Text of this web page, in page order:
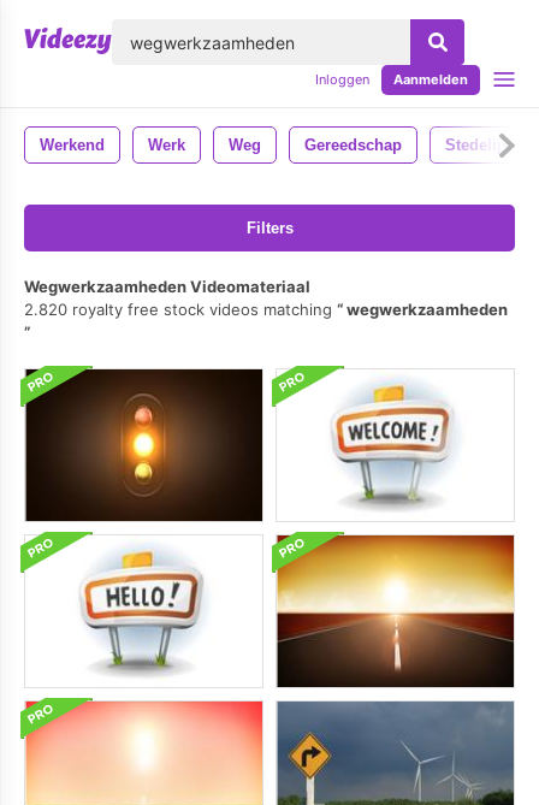
Inloggen Aanmelden
Werkend Werk Weg Gereedschap Stedelijk
Filters
Wegwerkzaamheden Videomateriaal
2.820 royalty free stock videos matching
wegwerkzaamheden